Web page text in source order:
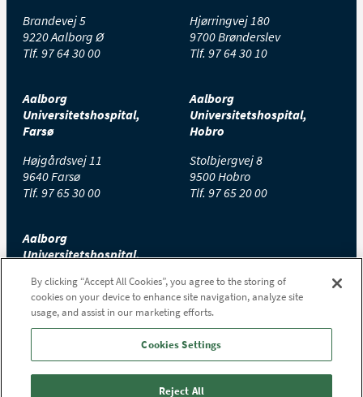
Brandevej 5
9220 Aalborg Ø
Tlf. 97 64 30 00
Hjørringvej 180
9700 Brønderslev
Tlf. 97 64 30 10
Aalborg
Universitetshospital,
Farsø
Højgårdsvej 11
9640 Farsø
Tlf. 97 65 30 00
Aalborg
Universitetshospital,
Hobro
Stolbjergvej 8
9500 Hobro
Tlf. 97 65 20 00
Aalborg
Universitetshospital,
Højtoftevej 2
7700 Thisted
Tlf.97 65 00 00
By clicking “Accept All Cookies”, you agree to the storing of
cookies on your device to enhance site navigation, analyze site
usage, and assist in our marketing efforts.
Cookies Settings
Reject All